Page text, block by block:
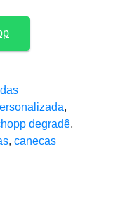
,
degradê,
, canecas